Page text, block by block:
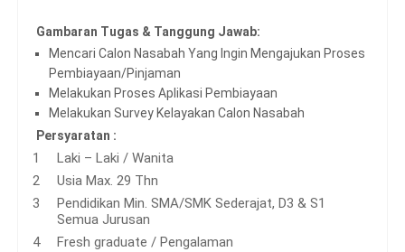
Gambaran Tugas & Tanggung Jawab:
Mencari Calon Nasabah Yang Ingin Mengajukan Proses
Pembiayaan/Pinjaman
Melakukan Proses Aplikasi Pembiayaan
Melakukan Survey Kelayakan Calon Nasabah
Persyaratan :
Laki – Laki / Wanita
Usia Max. 29 Thn
Pendidikan Min. SMA/SMK Sederajat, D3 & S1
Semua Jurusan
Fresh graduate / Pengalaman